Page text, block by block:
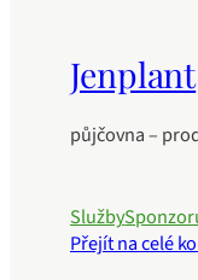
Jenplant
půjčovna –
Služby
Přejít na celé